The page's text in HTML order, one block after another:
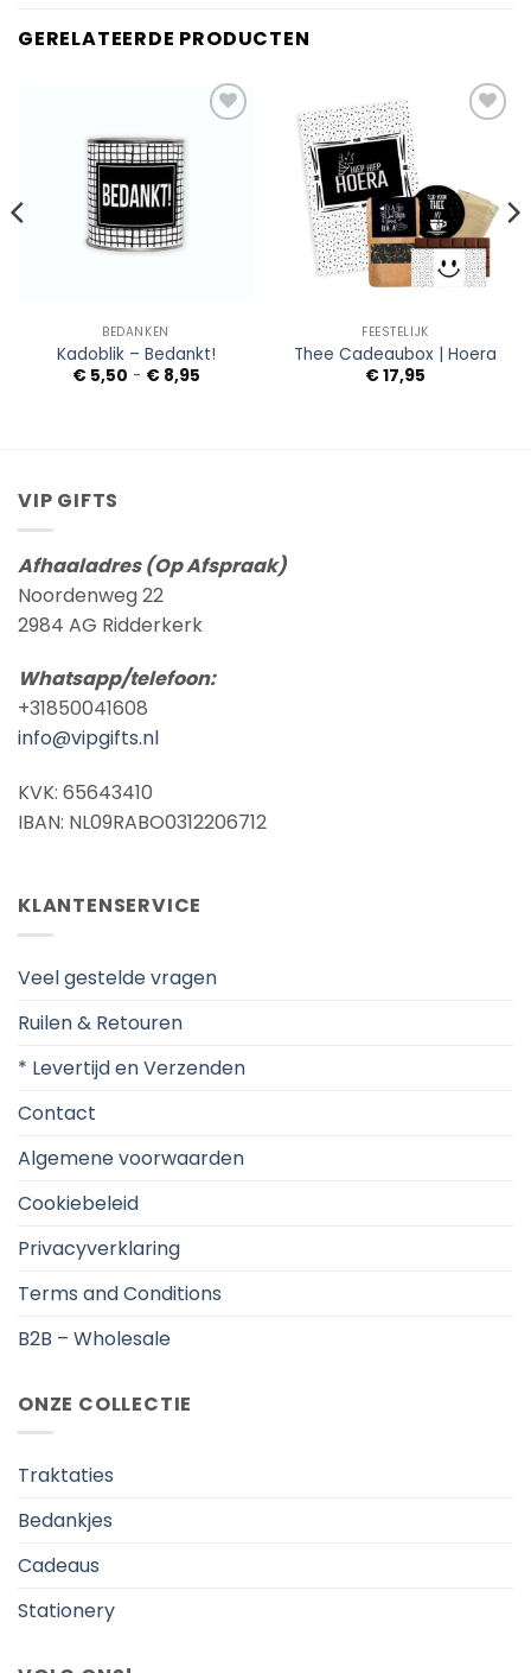
GERELATEERDE PRODUCTEN
BEDANKEN
Kadoblik – Bedankt!
€5,50 - €8,95Prijsklasse:
FEESTELIJK
Thee Cadeaubox | Hoera
€17,95
VIP GIFTS
Afhaaladres (Op Afspraak)
Noordenweg 22
2984 AG Ridderkerk
Whatsapp/telefoon:
+31850041608
info@vipgifts.nl
KVK: 65643410
IBAN: NL09RABO0312206712
KLANTENSERVICE
Veel gestelde vragen
Ruilen & Retouren
* Levertijd en Verzenden
Contact
Algemene voorwaarden
Cookiebeleid
Privacyverklaring
Terms and Conditions
B2B – Wholesale
ONZE COLLECTIE
Traktaties
Bedankjes
Cadeaus
Stationery